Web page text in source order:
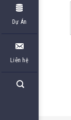
Dự Án
Liên hệ